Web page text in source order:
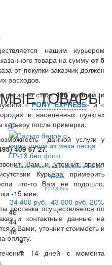
нашим курьером
товара на сумму от 5
от покупки заказчик должен
расходов.
регионы стоит490 рублей. и
«PONY EXPRESS» и «
и населенных пунктах
курьеру после примерки.
данной услуги у
409 67 27.
Вам и уточнит время
Курьера примерить
что-то Вам не подошло,
-15 мин.
доставка осуществляется по
и контактные данные на
с Вами, уточнит стоимость и
оплату.
14 дней с момента
ТОВАРЫ
Пальто белое с капюшоном из меха
песца
ГР-13 бел
34 400 руб. 43 000 руб. 20%
42
44
46